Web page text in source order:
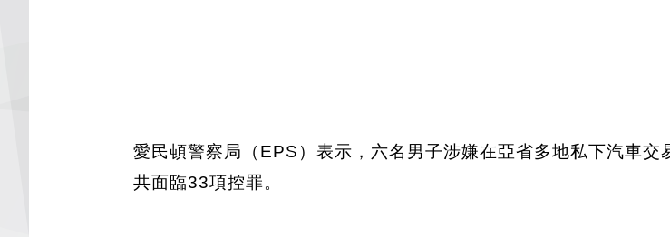
愛民頓警察局（EPS）表示，六名男子涉嫌在亞省多地私下汽車
共面臨33項控罪。